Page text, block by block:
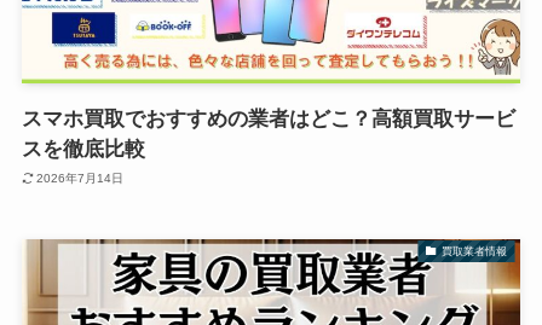
スマホ買取でおすすめの業者はどこ？高額買取サービ
スを徹底比較
2026年7月14日
買取業者情報